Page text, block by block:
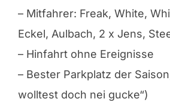
– Mitfahrer: Freak, White,
Eckel, Aulbach, 2 x Jens,
– Hinfahrt ohne Ereignisse
– Bester Parkplatz der
wolltest doch nei gucke“)